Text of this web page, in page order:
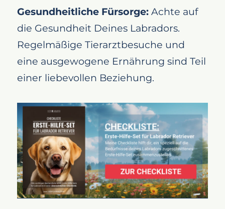
Gesundheitliche Fürsorge: Achte auf
die Gesundheit Deines Labradors.
Regelmäßige Tierarztbesuche und
eine ausgewogene Ernährung sind Teil
einer liebevollen Beziehung.